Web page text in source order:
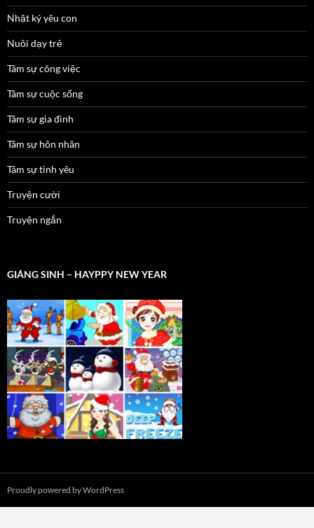
Nhật ký yêu con
Nuôi dạy trẻ
Tâm sự công việc
Tâm sự cuộc sống
Tâm sự gia đình
Tâm sự hôn nhân
Tâm sự tình yêu
Truyện cười
Truyện ngắn
GIÁNG SINH – HAYPPY NEW YEAR
Proudly powered by WordPress